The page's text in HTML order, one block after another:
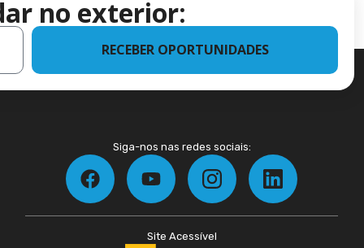
no exterior:
RECEBER OPORTUNIDADES
Siga-nos nas redes sociais:
Site Acessível